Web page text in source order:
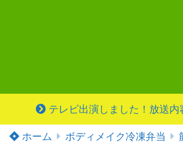
テレビ出演しました！放送内
ホーム ボディメイク冷凍弁当